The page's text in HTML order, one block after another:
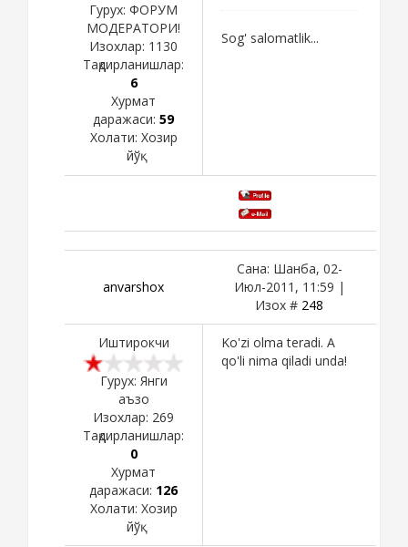
Гурух: ФОРУМ
МОДЕРАТОРИ!
Изохлар: 1130
Тақдирланишлар:
6
Хурмат
даражаси: 59
Холати: Хозир
йўқ
Sog' salomatlik...
anvarshox
Сана: Шанба, 02-
Июл-2011, 11:59 |
Изох # 248
Иштирокчи
Гурух: Янги
аъзо
Изохлар: 269
Тақдирланишлар:
0
Хурмат
даражаси: 126
Холати: Хозир
йўқ
Ko'zi olma teradi. A
qo'li nima qiladi unda!